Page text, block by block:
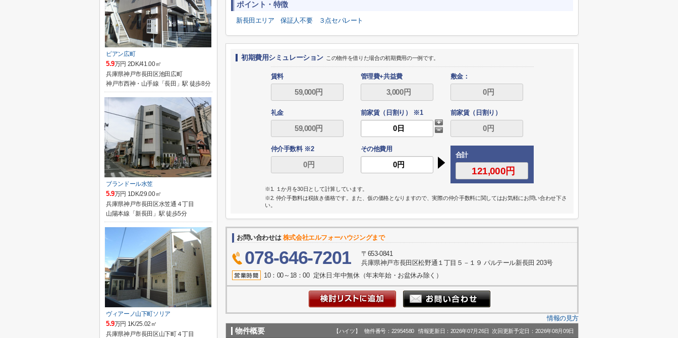
ポイント・特徴
新長田エリア 保証人不要 ３点セパレート
初期費用シミュレーション この物件を借りた場合の初期費用の一例です。
賃料 管理費+共益費 敷金：
礼金 前家賃（日割り） ※1 前家賃（日割り）
仲介手数料 ※2
その他費用
合計
※1. １か月を30日として計算しています。
※2. 仲介手数料は税抜き価格です。また、仮の価格となりますので、実際の仲介手数料に関してはお気軽にお問い合わせ下さ
い。
お問い合わせは 株式会社エルフォーハウジングまで
078-646-7201
〒653-0841
兵庫県神戸市長田区松野通１丁目５－１９ パルテール新長田 203号
10：00～18：00 定休日:年中無休（年末年始・お盆休み除く）
情報の見方
物件概要 【ハイツ】 物件番号：22954580 情報更新日：2026年07月26日 次回更新予定日：2026年08月09日
ピアン広町
5.9万円 2DK/41.00㎡
兵庫県神戸市長田区池田広町
神戸市西神・山手線「長田」駅 徒歩8分
ブランドール水笠
5.9万円 1DK/29.00㎡
兵庫県神戸市長田区水笠通４丁目
山陽本線「新長田」駅 徒歩5分
ヴィアーノ山下町ソリア
5.9万円 1K/25.02㎡
兵庫県神戸市長田区山下町４丁目